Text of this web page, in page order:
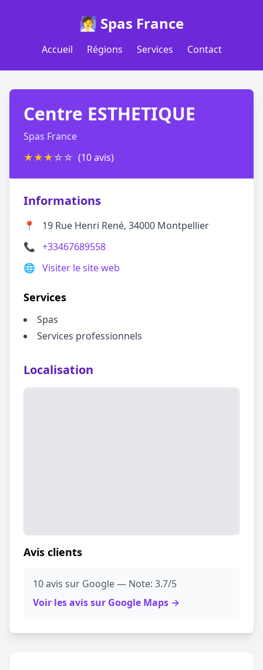
🧖 Spas France
Accueil Régions Services Contact
Centre ESTHETIQUE
Spas France
★★★☆☆ (10 avis)
Informations
📍
19 Rue Henri René, 34000 Montpellier
📞 +33467689558
🌐 Visiter le site web
Services
Spas
Services professionnels
Localisation
Avis clients
10 avis sur Google — Note: 3.7/5
Voir les avis sur Google Maps →